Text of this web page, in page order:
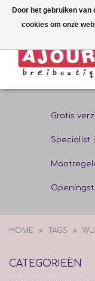
Gratis
Specialist
HOME TAGS
CATEGORIEËN
Door het gebruiken van
cookies om onze